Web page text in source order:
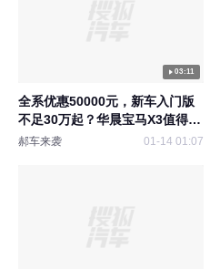
03:11
全系优惠50000元，新车入门版
不足30万起？华晨宝马X3值得买
么？
郝车来袭 01-14 01:07